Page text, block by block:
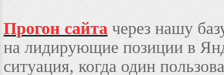
Прогон сайта через нашу
на лидирующие позиции в
ситуация, когда один